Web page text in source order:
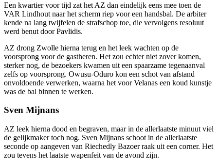
Een kwartier voor tijd zat het AZ dan eindelijk eens mee toen de
VAR Lindhout naar het scherm riep voor een handsbal. De arbiter
kende na lang twijfelen de strafschop toe, die vervolgens resoluut
werd benut door Pavlidis.
AZ drong Zwolle hierna terug en het leek wachten op de
voorsprong voor de gastheren. Het zou echter niet zover komen,
sterker nog, de bezoekers kwamen uit een spaarzame tegenaanval
zelfs op voorsprong. Owusu-Oduro kon een schot van afstand
onvoldoende verwerken, waarna het voor Velanas een koud kunstje
was de bal binnen te werken.
Sven Mijnans
AZ leek hierna dood en begraven, maar in de allerlaatste minuut viel
de gelijkmaker toch nog. Sven Mijnans schoot in de allerlaatste
seconde op aangeven van Riechedly Bazoer raak uit een corner. Het
zou tevens het laatste wapenfeit van de avond zijn.